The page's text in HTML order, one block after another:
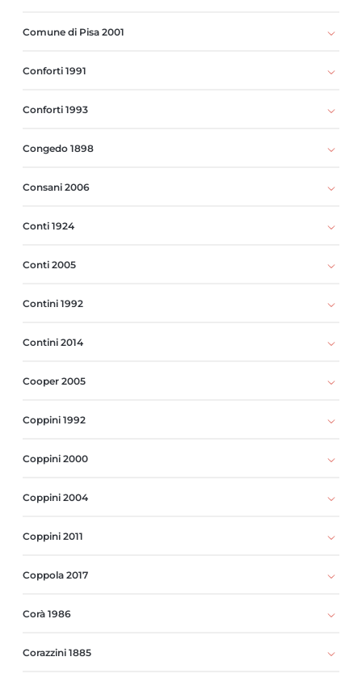
Comune di Pisa 2001
Conforti 1991
Conforti 1993
Congedo 1898
Consani 2006
Conti 1924
Conti 2005
Contini 1992
Contini 2014
Cooper 2005
Coppini 1992
Coppini 2000
Coppini 2004
Coppini 2011
Coppola 2017
Corà 1986
Corazzini 1885